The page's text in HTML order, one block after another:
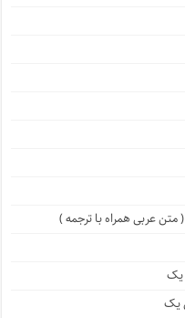
( متن عربی همراه با ترجمه )
یک
یک